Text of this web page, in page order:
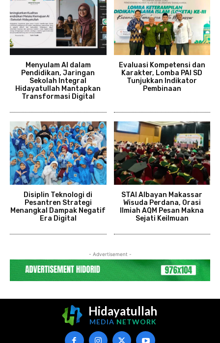
Menyulam AI dalam
Pendidikan, Jaringan
Sekolah Integral
Hidayatullah Mantapkan
Transformasi Digital
Evaluasi Kompetensi dan
Karakter, Lomba PAI SD
Tunjukkan Indikator
Pembinaan
Disiplin Teknologi di
Pesantren Strategi
Menangkal Dampak Negatif
Era Digital
STAI Albayan Makassar
Wisuda Perdana, Orasi
Ilmiah AQM Pesan Makna
Sejati Keilmuan
- Advertisement -
Hidayatullah
MEDIA NETWORK